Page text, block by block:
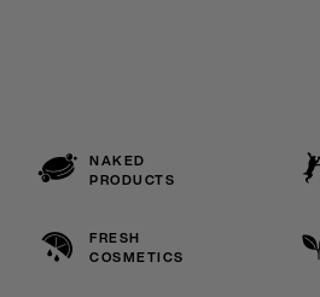
NAKED
PRODUCTS
FRESH
COSMETICS